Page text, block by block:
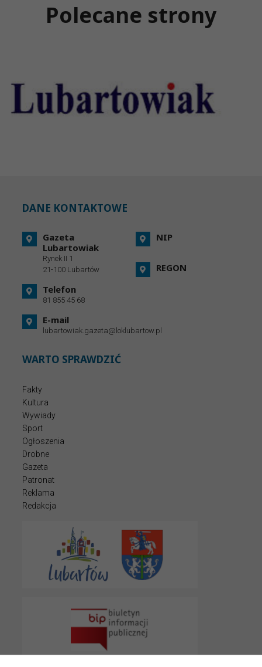
Polecane strony
DANE KONTAKTOWE
Gazeta
Lubartowiak
Rynek II 1
21-100 Lubartów
Telefon
81 855 45 68
E-mail
lubartowiak.gazeta@loklubartow.pl
NIP
REGON
WARTO SPRAWDZIĆ
Fakty
Kultura
Wywiady
Sport
Ogłoszenia
Drobne
Gazeta
Patronat
Reklama
Redakcja